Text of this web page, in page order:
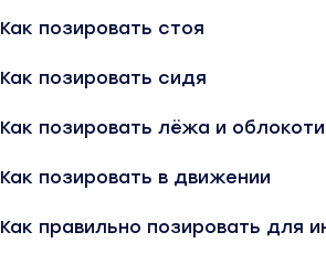
Как позировать стоя
Как позировать сидя
Как позировать лёжа и
Как позировать в движении
Как правильно позировать для